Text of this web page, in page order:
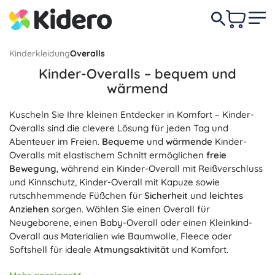
KinderkleidungOveralls
Kinder-Overalls – bequem und
wärmend
Kuscheln Sie Ihre kleinen Entdecker in Komfort – Kinder-
Overalls sind die clevere Lösung für jeden Tag und
Abenteuer im Freien. Bequeme und wärmende Kinder-
Overalls mit elastischem Schnitt ermöglichen freie
Bewegung, während ein Kinder-Overall mit Reißverschluss
und Kinnschutz, Kinder-Overall mit Kapuze sowie
rutschhemmende Füßchen für Sicherheit und leichtes
Anziehen sorgen. Wählen Sie einen Overall für
Neugeborene, einen Baby-Overall oder einen Kleinkind-
Overall aus Materialien wie Baumwolle, Fleece oder
Softshell für ideale Atmungsaktivität und Komfort.
Für Winter und Wind eignen sich ein Winter-Overall für